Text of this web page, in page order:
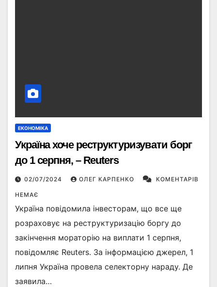
ЕКОНОМІКА
Україна хоче реструктуризувати борг
до 1 серпня, – Reuters
02/07/2024 ОЛЕГ КАРПЕНКО КОМЕНТАРІВ
НЕМАЄ
Україна повідомила інвесторам, що все ще
розраховує на реструктуризацію боргу до
закінчення мораторію на виплати 1 серпня,
повідомляє Reuters. За інформацією джерел, 1
липня Україна провела селекторну нараду. Де
заявила…